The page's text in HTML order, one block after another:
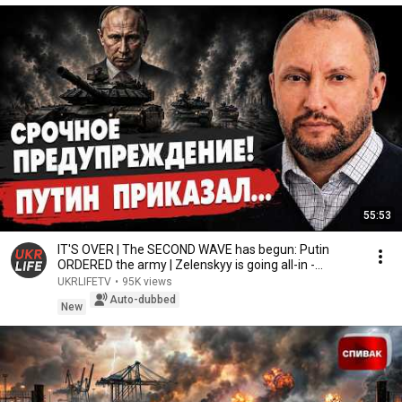
55:53
IT'S OVER | The SECOND WAVE has begun: Putin
ORDERED the army | Zelenskyy is going all-in -
Nevya...
UKRLIFETV • 95K views
New
Auto-dubbed